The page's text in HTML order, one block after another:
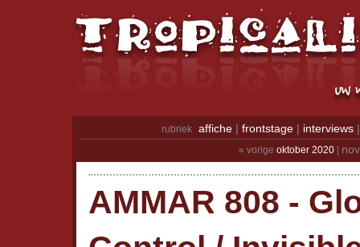
rubriek affiche | frontstage | interviews
« vorige oktober 2020|
AMMAR 808 -